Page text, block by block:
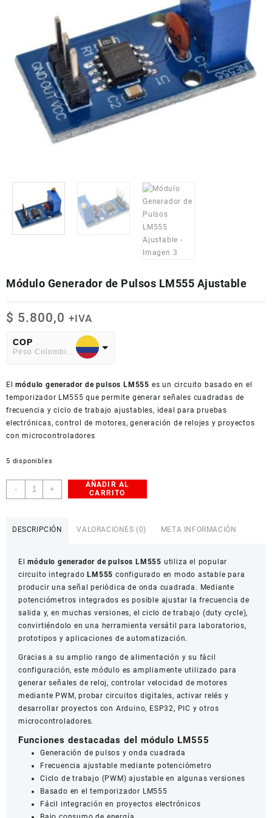
Módulo Generador de Pulsos LM555 Ajustable
$ 5.800,0 +IVA
COP
American Dollar
Elmódulo generador de pulsos LM555 es un circuito basado en el
temporizador LM555 que permite generar señales cuadradas de
frecuencia y ciclo de trabajo ajustables, ideal para pruebas
electrónicas, control de motores, generación de relojes y proyectos
con microcontroladores
5 disponibles
-
Módulo
Generador
cantidad
+
AÑADIR AL
CARRITO
DESCRIPCIÓN VALORACIONES (0) META INFORMACIÓN
Elmódulo generador de pulsos LM555 utiliza el popular
circuito integradoLM555 configurado en modo astable para
producir una señal periódica de onda cuadrada. Mediante
potenciómetros integrados es posible ajustar la frecuencia de
salida y, en muchas versiones, el ciclo de trabajo (duty cycle),
convirtiéndolo en una herramienta versátil para laboratorios,
prototipos y aplicaciones de automatización.
Gracias a su amplio rango de alimentación y su fácil
configuración, este módulo es ampliamente utilizado para
generar señales de reloj, controlar velocidad de motores
mediante PWM, probar circuitos digitales, activar relés y
desarrollar proyectos con Arduino, ESP32, PIC y otros
microcontroladores.
Funciones destacadas del módulo LM555
Generación de pulsos y onda cuadrada
Frecuencia ajustable mediante potenciómetro
Ciclo de trabajo (PWM) ajustable en algunas versiones
Basado en el temporizador LM555
Fácil integración en proyectos electrónicos